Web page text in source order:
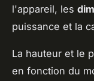
l'appareil, les
puissance et la
La hauteur et le
en fonction du